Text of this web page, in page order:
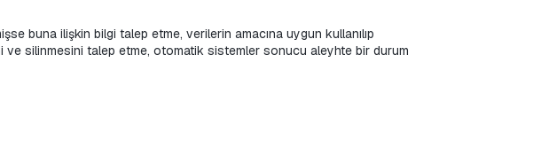
buna ilişkin bilgi talep etme, verilerin amacına uygun kullanılıp
ve silinmesini talep etme, otomatik sistemler sonucu aleyhte bir durum